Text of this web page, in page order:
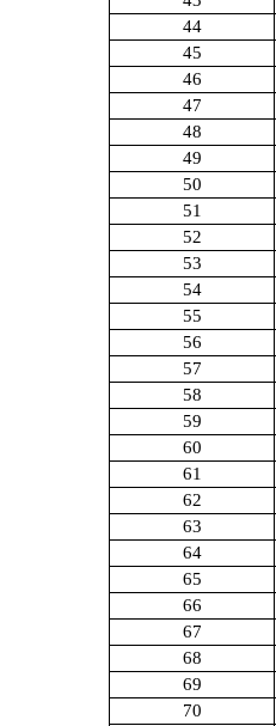
44
45
46
47
48
49
50
51
52
53
54
55
56
57
58
59
60
61
62
63
64
65
66
67
68
69
70